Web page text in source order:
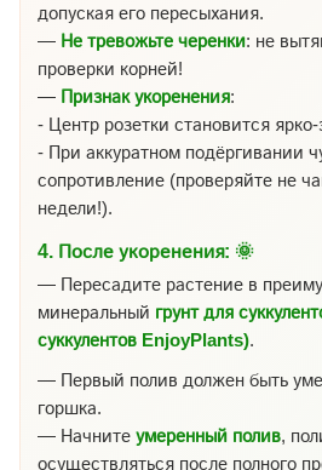
допуская его пересыхания.
— Не тревожьте черенки: не
проверки корней!
— Признак укоренения:
- Центр розетки становится
- При аккуратном подёргивании
сопротивление (проверяйте не
недели!).
4. После укоренения: 🌞
— Пересадите растение в
минеральный грунт для
суккулентов EnjoyPlants).
— Первый полив должен быть
горшка.
— Начните умеренный полив,
осуществляться после полного